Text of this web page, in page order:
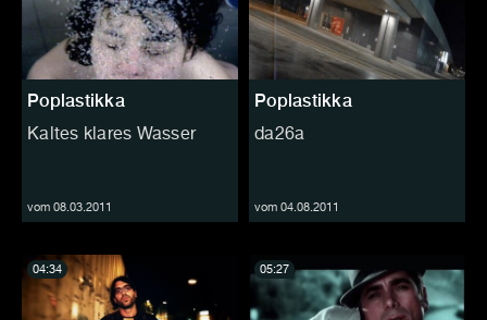
Poplastikka
Kaltes klares Wasser
vom 08.03.2011
Poplastikka
da26a
vom 04.08.2011
04:34 05:27